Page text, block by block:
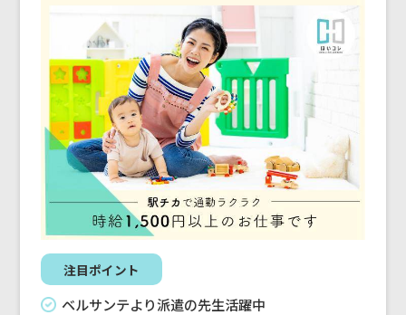
注目ポイント
ベルサンテより派遣の先生活躍中